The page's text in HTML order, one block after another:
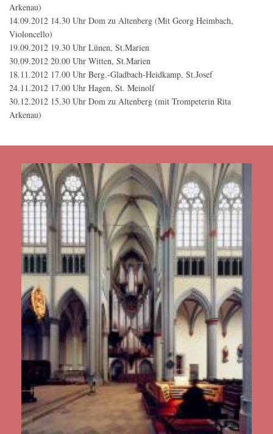
Arkenau)
14.09.2012 14.30 Uhr Dom zu Altenberg (Mit Georg Heimbach,
Violoncello)
19.09.2012 19.30 Uhr Lünen, St.Marien
30.09.2012 20.00 Uhr Witten, St.Marien
18.11.2012 17.00 Uhr Berg.-Gladbach-Heidkamp, St.Josef
24.11.2012 17.00 Uhr Hagen, St. Meinolf
30.12.2012 15.30 Uhr Dom zu Altenberg (mit Trompeterin Rita
Arkenau)